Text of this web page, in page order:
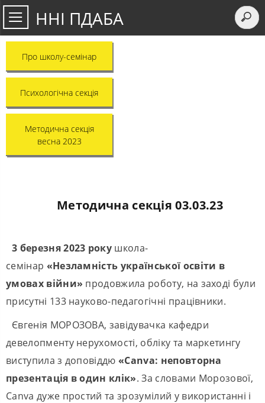
ННІ ПДАБА
Про школу-семінар
Психологічна секція
Методична секція
весна 2023
Методична секція 03.03.23
3 березня 2023 року школа-
семінар «Незламність української освіти в
умовах війни» продовжила роботу, на заході були
присутні 133 науково-педагогічні працівники.
Євгенія МОРОЗОВА, завідувачка кафедри
девелопменту нерухомості, обліку та маркетингу
виступила з доповіддю«Canva: неповторна
презентація в один клік». За словами Морозової,
Canva дуже простий та зрозумілий у використанні і